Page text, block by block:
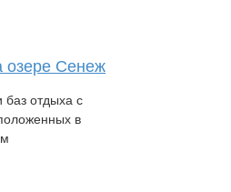
озере Сенеж
баз отдыха с
в